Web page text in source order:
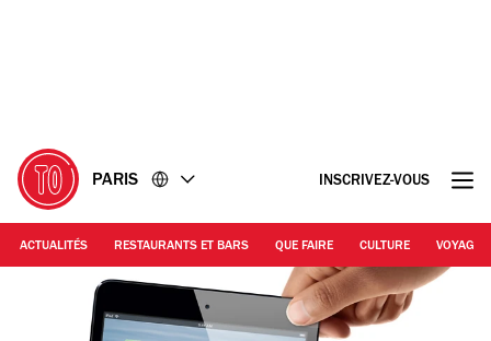
PARIS INSCRIVEZ-VOUS
ACTUALITÉS RESTAURANTS ET BARS QUE FAIRE CULTURE VOYAGE